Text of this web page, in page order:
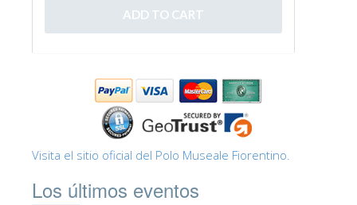
Visita el sitio oficial del Polo Museale Fiorentino.
Los últimos eventos